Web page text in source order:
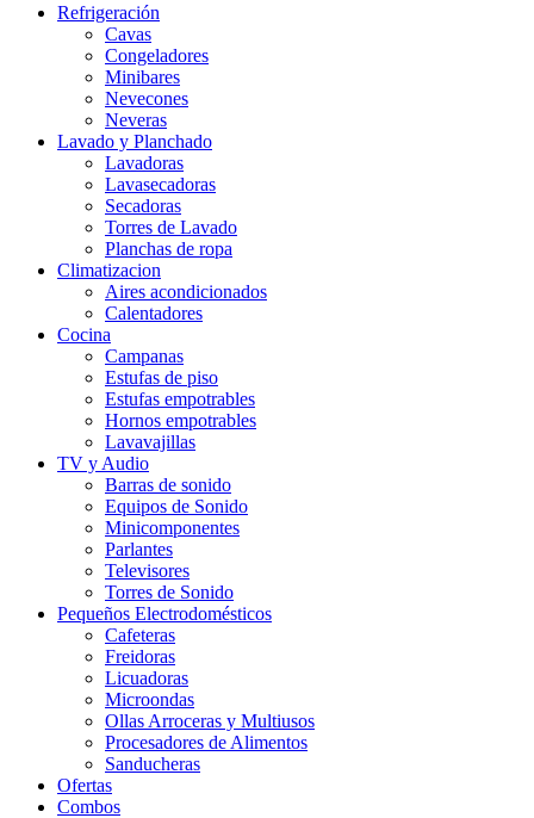
Refrigeración
Cavas
Congeladores
Minibares
Nevecones
Neveras
Lavado y Planchado
Lavadoras
Lavasecadoras
Secadoras
Torres de Lavado
Planchas de ropa
Climatizacion
Aires acondicionados
Calentadores
Cocina
Campanas
Estufas de piso
Estufas empotrables
Hornos empotrables
Lavavajillas
TV y Audio
Barras de sonido
Equipos de Sonido
Minicomponentes
Parlantes
Televisores
Torres de Sonido
Pequeños Electrodomésticos
Cafeteras
Freidoras
Licuadoras
Microondas
Ollas Arroceras y Multiusos
Procesadores de Alimentos
Sanducheras
Ofertas
Combos